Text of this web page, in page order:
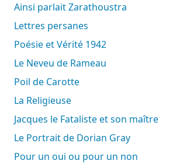
Ainsi parlait Zarathoustra
Lettres persanes
Poésie et Vérité 1942
Le Neveu de Rameau
Poil de Carotte
La Religieuse
Jacques le Fataliste et son maître
Le Portrait de Dorian Gray
Pour un oui ou pour un non